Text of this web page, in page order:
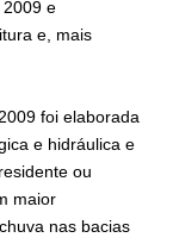
2009 e
e, mais
foi elaborada
e hidráulica e
ou
maior
nas bacias